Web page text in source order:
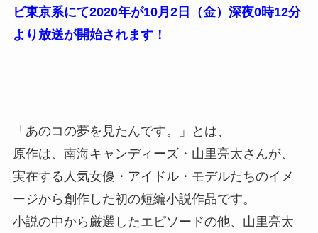
ビ東京系にて2020年が10月2日（金）深夜0時12分
より放送が開始されます！
「あのコの夢を見たんです。」とは、
原作は、南海キャンディーズ・山里亮太さんが、
実在する人気女優・アイドル・モデルたちのイメ
ージから創作した初の短編小説作品です。
小説の中から厳選したエピソードの他、山里亮太